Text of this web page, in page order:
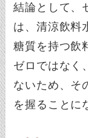
結論として、
は、清涼飲料
糖質を持つ飲
ゼロではなく
ないため、そ
を握ることに